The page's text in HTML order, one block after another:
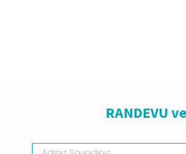
RANDEVU